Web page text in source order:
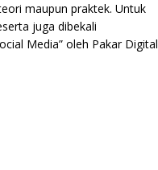
maupun praktek. Untuk
juga dibekali
Media” oleh Pakar Digital